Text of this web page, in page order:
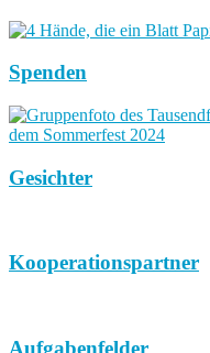
Spenden
Gesichter
Kooperationspartner
Aufgabenfelder